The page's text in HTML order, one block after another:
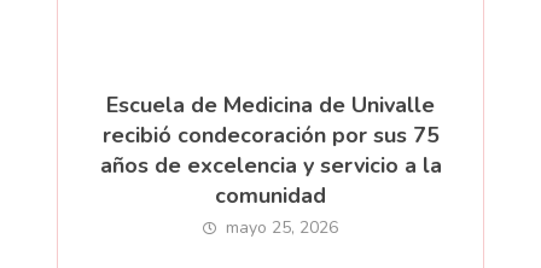
Escuela de Medicina de Univalle
recibió condecoración por sus 75
años de excelencia y servicio a la
comunidad
mayo 25, 2026